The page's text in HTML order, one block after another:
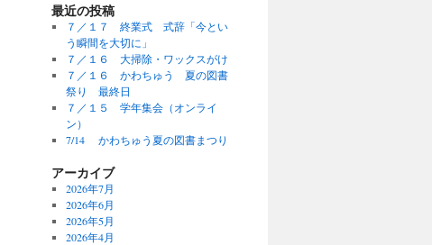
最近の投稿
７／１７ 終業式 式辞「今とい
う瞬間を大切に」
７／１６ 大掃除・ワックスがけ
７／１６ かわちゅう 夏の図書
祭り 最終日
７／１５ 学年集会（オンライ
ン）
7/14 かわちゅう夏の図書まつり
アーカイブ
2026年7月
2026年6月
2026年5月
2026年4月